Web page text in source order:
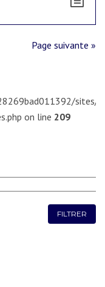
Page suivante »
sites/
on line 209
FILTRER